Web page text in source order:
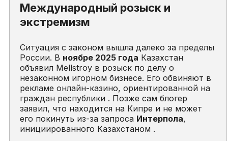
Международный розыск и
экстремизм
Ситуация с законом вышла далеко за пределы
России. В ноябре 2025 года Казахстан
объявил Mellstroy в розыск по делу о
незаконном игорном бизнесе. Его обвиняют в
рекламе онлайн-казино, ориентированной на
граждан республики . Позже сам блогер
заявил, что находится на Кипре и не может
его покинуть из-за запроса Интерпола,
инициированного Казахстаном .